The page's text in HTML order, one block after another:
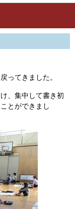
ってきました。
、集中して書き初
とができまし